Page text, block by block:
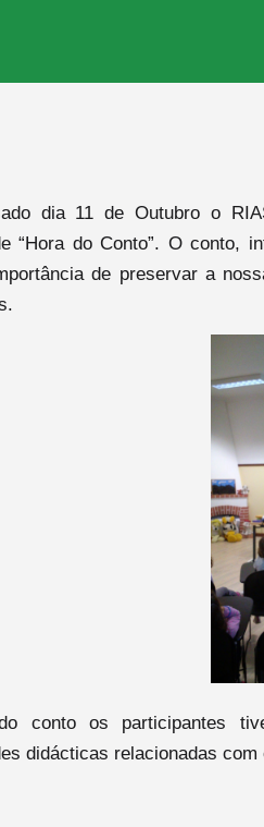
dia 11 de Outubro o
“Hora do Conto”. O conto,
de preservar a
conto os participantes
didácticas relacionadas com